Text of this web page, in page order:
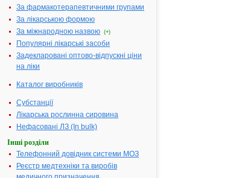
За фармакотерапевтичними групами
За лікарською формою
За міжнародною назвою (+)
Популярні лікарські засоби
Задекларовані оптово-відпускні ціни
на ліки
Каталог виробників
Субстанції
Лікарська рослинна сировина
Нефасовані ЛЗ (In bulk)
Інші розділи
Телефонний довідник системи МОЗ
Реєстр медтехніки та виробів